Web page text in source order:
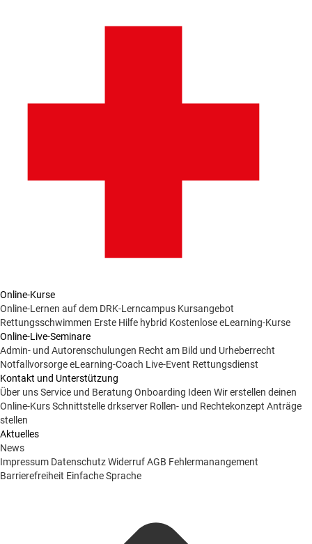
Online-Kurse
Online-Lernen auf dem DRK-Lerncampus Kursangebot
Rettungsschwimmen Erste Hilfe hybrid Kostenlose eLearning-Kurse
Online-Live-Seminare
Admin- und Autorenschulungen Recht am Bild und Urheberrecht
NotfallvorsorgeeLearning-Coach Live-Event Rettungsdienst
Kontakt und Unterstützung
Über unsService und Beratung Onboarding Ideen Wir erstellen deinen
Online-KursSchnittstelle drkserver Rollen- und Rechtekonzept Anträge
stellen
Aktuelles
News
Impressum DatenschutzWiderrufAGB Fehlermanangement
Barrierefreiheit Einfache Sprache